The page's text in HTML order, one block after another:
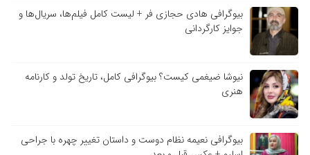
بیوگرافی هادی حجازی فر + لیست کامل فیلم‌ها، سریال‌ها و
جوایز کارگردانی
نیوشا ضیغمی کیست؟ بیوگرافی کامل، تاریخ تولد و کارنامه
هنری
بیوگرافی نعیمه نظام دوست و داستان تغییر چهره با جراحی